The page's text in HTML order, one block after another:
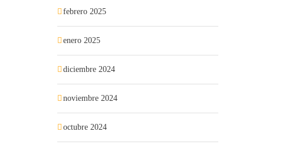
febrero 2025
enero 2025
diciembre 2024
noviembre 2024
octubre 2024